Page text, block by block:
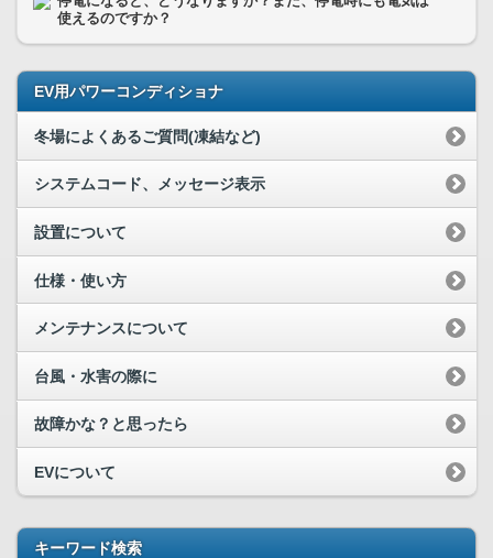
使えるのですか？
EV用パワーコンディショナ
冬場によくあるご質問(凍結など)
システムコード、メッセージ表示
設置について
仕様・使い方
メンテナンスについて
台風・水害の際に
故障かな？と思ったら
EVについて
キーワード検索